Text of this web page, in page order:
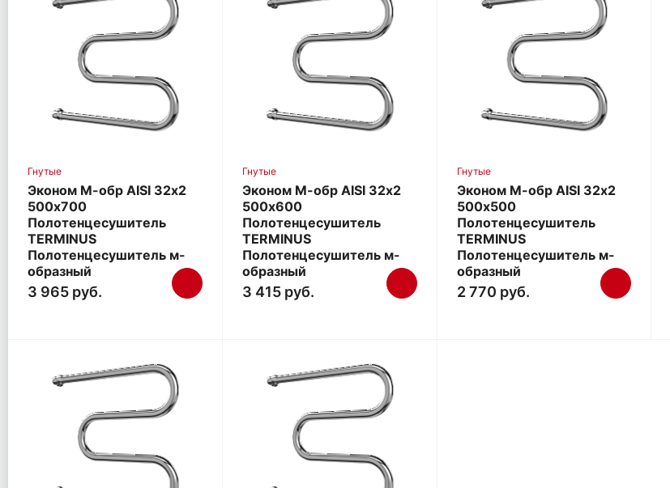
Гнутые
Эконом М-обр AISI 32х2
500х700
Полотенцесушитель
TERMINUS
Полотенцесушитель м-
образный
3 965 руб.
Гнутые
Эконом М-обр AISI 32х2
500х600
Полотенцесушитель
TERMINUS
Полотенцесушитель м-
образный
3 415 руб.
Гнутые
Эконом М-обр AISI 32х2
500х500
Полотенцесушитель
TERMINUS
Полотенцесушитель м-
образный
2 770 руб.